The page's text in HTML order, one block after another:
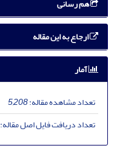
هم رسانی
ارجاع به این مقاله
آمار
تعداد مشاهده مقاله:5,208
تعداد دریافت فایل اصل مقاله: